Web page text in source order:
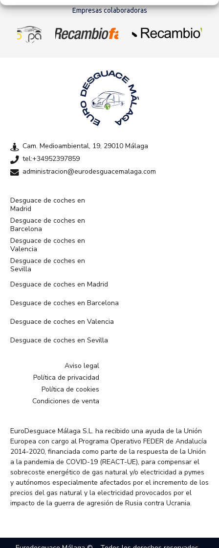
Empresas colaboradoras
Cam. Medioambiental, 19, 29010 Málaga
tel:+34952397859
administracion@eurodesguacemalaga.com
Desguace de coches en
Madrid
Desguace de coches en
Barcelona
Desguace de coches en
Valencia
Desguace de coches en
Sevilla
Desguace de coches en Madrid
Desguace de coches en Barcelona
Desguace de coches en Valencia
Desguace de coches en Sevilla
Aviso legal
Política de privacidad
Política de cookies
Condiciones de venta
EuroDesguace Málaga S.L. ha recibido una ayuda de la Unión
Europea con cargo al Programa Operativo FEDER de Andalucía
2014-2020, financiada como parte de la respuesta de la Unión
a la pandemia de COVID-19 (REACT-UE), para compensar el
sobrecoste energético de gas natural y/o electricidad a pymes
y autónomos especialmente afectados por el incremento de los
precios del gas natural y la electricidad provocados por el
impacto de la guerra de agresión de Rusia contra Ucrania.